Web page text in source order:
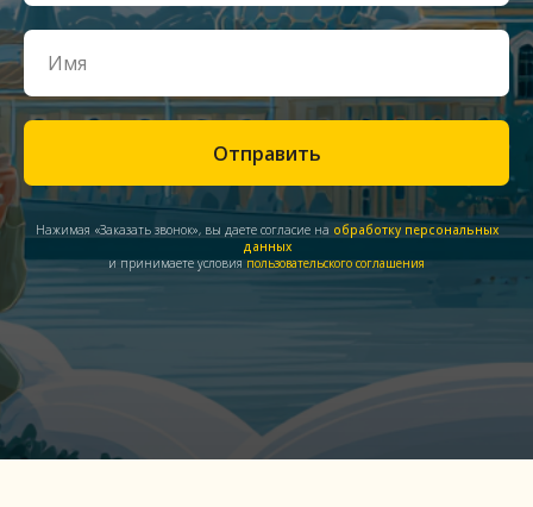
Отправить
Нажимая «Заказать звонок», вы даете согласие на обработку персональных
данных
и принимаете условияпользовательского соглашения